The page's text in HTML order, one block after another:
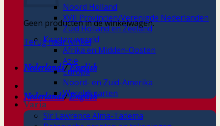
Geen producten in de winkelwagen.
Terug naar winkel
Nederlands/English
Nederlands/English
Noord Holland
XVII Provinciën/Verenigde Nederlanden
Zuid Holland en Zeeland
Kaarten wereld
Afrika en Midden-Oosten
Azie
Europa
Noord- en Zuid-Amerika
Wereldkaarten
Varia
Sir Lawrence Alma-Tadema